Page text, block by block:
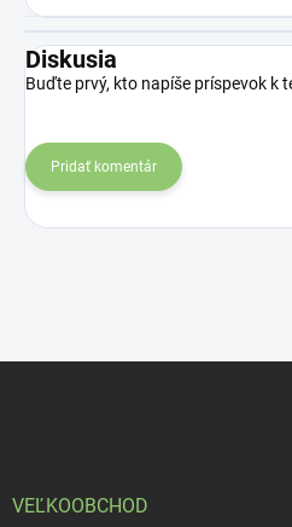
Diskusia
Buďte prvý, kto napíše príspevok k
Pridať komentár
VEĽKOOBCHOD